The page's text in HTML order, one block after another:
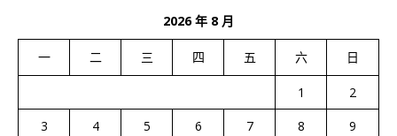
2026 年 8 月
一 二 三 四 五 六 日
1
2
3
4 5 6 7 8
9